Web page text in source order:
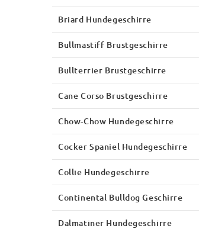
Briard Hundegeschirre
Bullmastiff Brustgeschirre
Bullterrier Brustgeschirre
Cane Corso Brustgeschirre
Chow-Chow Hundegeschirre
Cocker Spaniel Hundegeschirre
Collie Hundegeschirre
Continental Bulldog Geschirre
Dalmatiner Hundegeschirre